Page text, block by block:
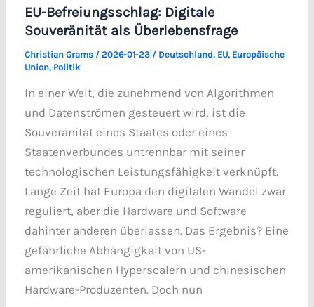
EU-Befreiungsschlag: Digitale
Souveränität als Überlebensfrage
Christian Grams / 2026-01-23 / Deutschland, EU, Europäische
Union, Politik
In einer Welt, die zunehmend von Algorithmen
und Datenströmen gesteuert wird, ist die
Souveränität eines Staates oder eines
Staatenverbundes untrennbar mit seiner
technologischen Leistungsfähigkeit verknüpft.
Lange Zeit hat Europa den digitalen Wandel zwar
reguliert, aber die Hardware und Software
dahinter anderen überlassen. Das Ergebnis? Eine
gefährliche Abhängigkeit von US-
amerikanischen Hyperscalern und chinesischen
Hardware-Produzenten. Doch nun